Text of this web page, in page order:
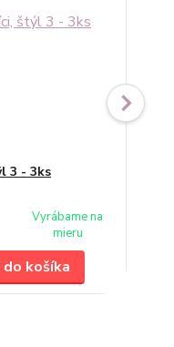
3 - 3ks
Vyrábame na
mieru
košíka